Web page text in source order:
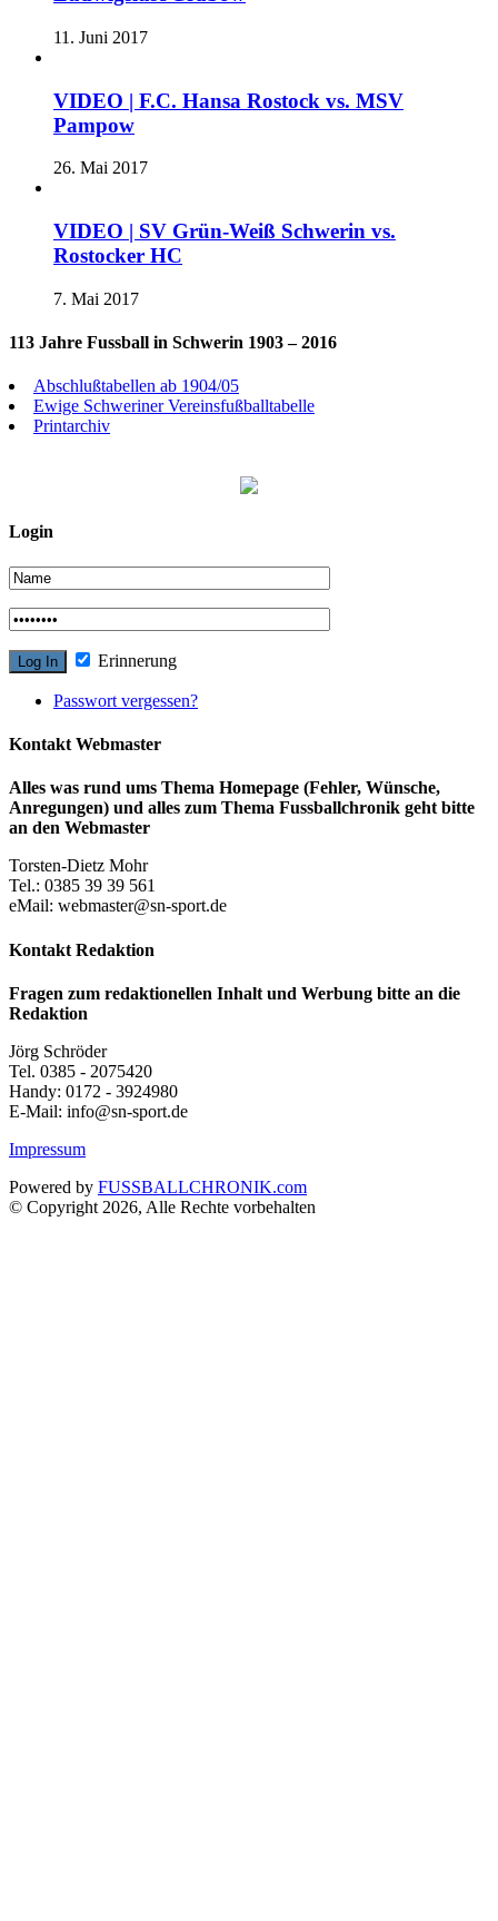
11. Juni 2017
VIDEO | F.C. Hansa Rostock vs. MSV
Pampow
26. Mai 2017
VIDEO | SV Grün-Weiß Schwerin vs.
Rostocker HC
7. Mai 2017
113 Jahre Fussball in Schwerin 1903 – 2016
Abschlußtabellen ab 1904/05
Ewige Schweriner Vereinsfußballtabelle
Printarchiv
Login
Erinnerung
Passwort vergessen?
Kontakt Webmaster
Alles was rund ums Thema Homepage (Fehler, Wünsche,
Anregungen) und alles zum Thema Fussballchronik geht bitte
an den Webmaster
Torsten-Dietz Mohr
Tel.: 0385 39 39 561
eMail: webmaster@sn-sport.de
Kontakt Redaktion
Fragen zum redaktionellen Inhalt und Werbung bitte an die
Redaktion
Jörg Schröder
Tel. 0385 - 2075420
Handy: 0172 - 3924980
E-Mail: info@sn-sport.de
Impressum
Powered by FUSSBALLCHRONIK.com
© Copyright 2026, Alle Rechte vorbehalten